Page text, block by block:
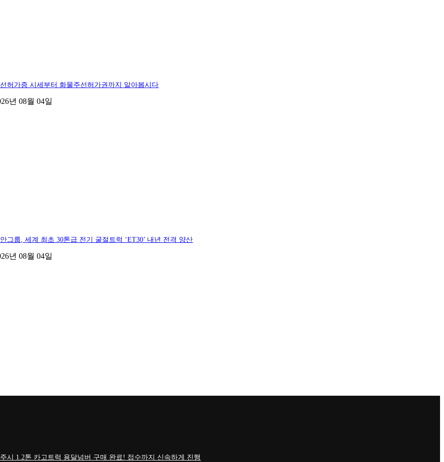
허가증 시세부터 화물주선허가권까지 알아봅시다
년 08월 04일
그룹, 세계 최초 30톤급 전기 굴절트럭 ‘ET30’ 내년 전격 양산
년 08월 04일
시 1.2톤 카고트럭 용달넘버 구매 완료! 접수까지 신속하게 진행